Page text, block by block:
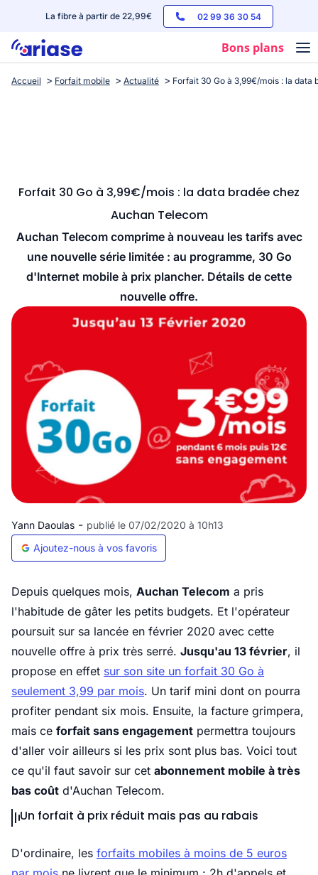
La fibre à partir de 22,99€ 02 99 36 30 54
Bons plans
Box internet
Streaming
Accueil Forfait mobile Actualité Forfait 30 Go à 3,99€/mois : la data
Forfait 30 Go à 3,99€/mois : la data bradée chez
Auchan Telecom
Auchan Telecom comprime à nouveau les tarifs avec
une nouvelle série limitée : au programme, 30 Go
d'Internet mobile à prix plancher. Détails de cette
nouvelle offre.
Yann Daoulas - publié le 07/02/2020 à 10h13
Ajoutez-nous à vos favoris
Depuis quelques mois, Auchan Telecom a pris
l'habitude de gâter les petits budgets. Et l'opérateur
poursuit sur sa lancée en février 2020 avec cette
nouvelle offre à prix très serré. Jusqu'au 13 février, il
propose en effet sur son site un forfait 30 Go à
seulement 3,99 par mois. Un tarif mini dont on pourra
profiter pendant six mois. Ensuite, la facture grimpera,
mais ce forfait sans engagement permettra toujours
d'aller voir ailleurs si les prix sont plus bas. Voici tout
ce qu'il faut savoir sur cet abonnement mobile à très
bas coût d'Auchan Telecom.
Un forfait à prix réduit mais pas au rabais
D'ordinaire, les forfaits mobiles à moins de 5 euros